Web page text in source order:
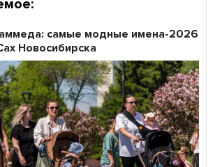
самые модные имена-2026
Новосибирска